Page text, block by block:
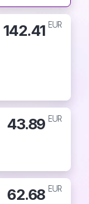
142.41 EUR
43.89 EUR
62.68 EUR